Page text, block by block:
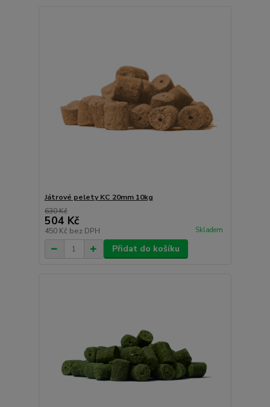
Játrové pelety KC 20mm 10kg
630 Kč
504 Kč
450 Kč bez DPH Skladem
Přidat do košíku